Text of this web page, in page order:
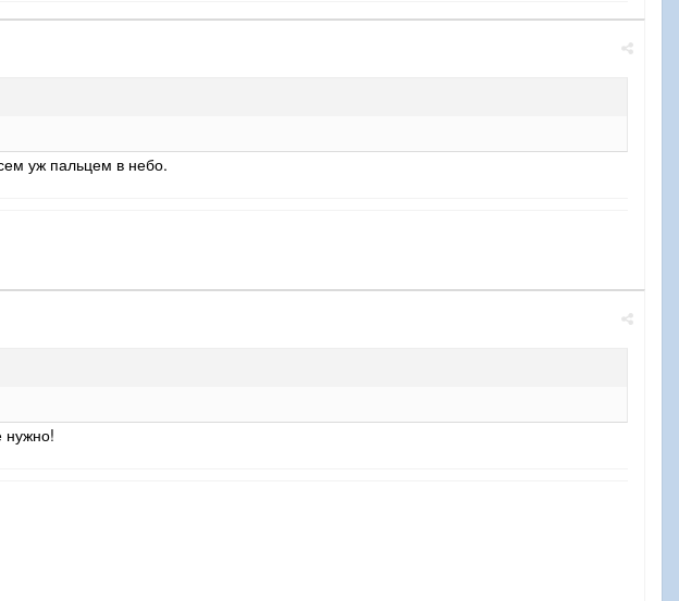
уж пальцем в небо.
нужно!